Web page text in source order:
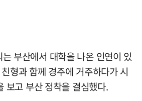
부산에서 대학을 나온 인연이 있
형과 함께 경주에 거주하다가 시
보고 부산 정착을 결심했다.